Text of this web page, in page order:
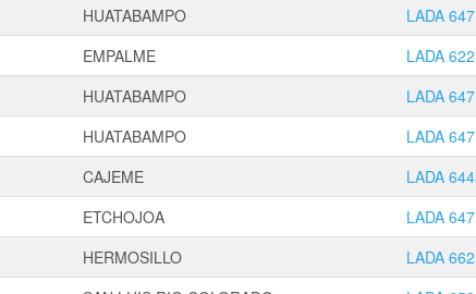
HUATABAMPO
LADA 647
EMPALME
LADA 622
HUATABAMPO
LADA 647
HUATABAMPO
LADA 647
CAJEME
LADA 644
ETCHOJOA
LADA 647
HERMOSILLO
LADA 662